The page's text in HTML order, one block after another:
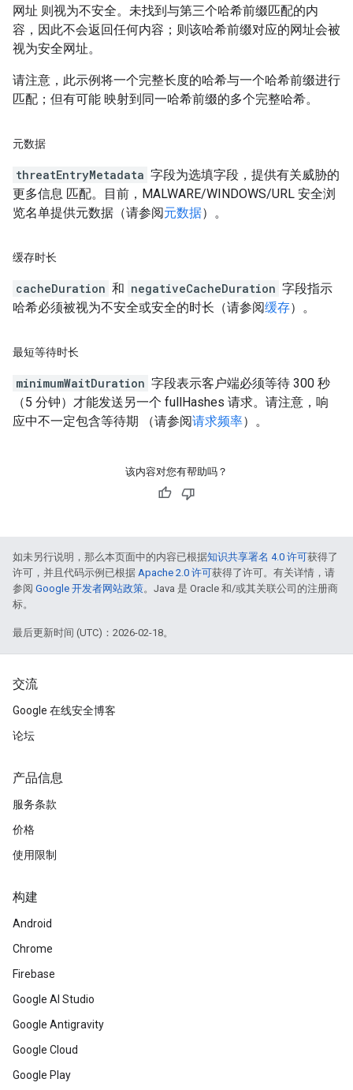
网址 则视为不安全。未找到与第三个哈希前缀匹配的内
容，因此不会返回任何内容；则该哈希前缀对应的网址会被
视为安全网址。
请注意，此示例将一个完整长度的哈希与一个哈希前缀进行
匹配；但有可能 映射到同一哈希前缀的多个完整哈希。
元数据
threatEntryMetadata 字段为选填字段，提供有关威胁的
更多信息 匹配。目前，MALWARE/WINDOWS/URL 安全浏
览名单提供元数据（请参阅元数据）。
缓存时长
cacheDuration 和 negativeCacheDuration 字段指示
哈希必须被视为不安全或安全的时长（请参阅缓存）。
最短等待时长
minimumWaitDuration 字段表示客户端必须等待 300 秒
（5 分钟）才能发送另一个 fullHashes 请求。请注意，响
应中不一定包含等待期 （请参阅请求频率）。
该内容对您有帮助吗？
如未另行说明，那么本页面中的内容已根据知识共享署名 4.0 许可获得了
许可，并且代码示例已根据 Apache 2.0 许可获得了许可。有关详情，请
参阅 Google 开发者网站政策。Java 是 Oracle 和/或其关联公司的注册商
标。
最后更新时间 (UTC)：2026-02-18。
交流
Google 在线安全博客
论坛
产品信息
服务条款
价格
使用限制
构建
Android
Chrome
Firebase
Google AI Studio
Google Antigravity
Google Cloud
Google Play